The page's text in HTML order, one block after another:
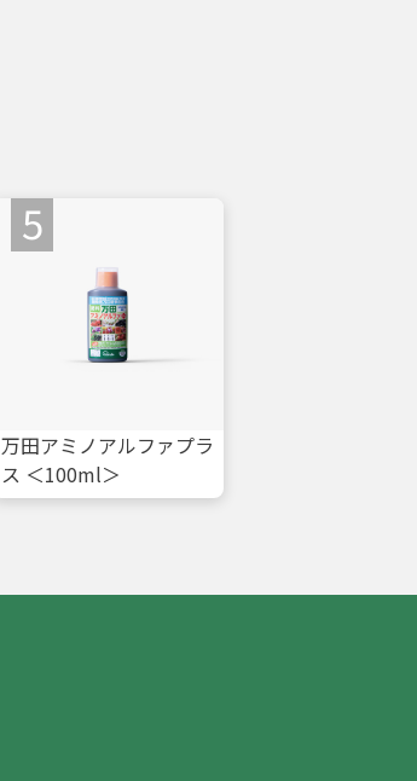
万田アミノアルファプラ
ス ＜100ml＞